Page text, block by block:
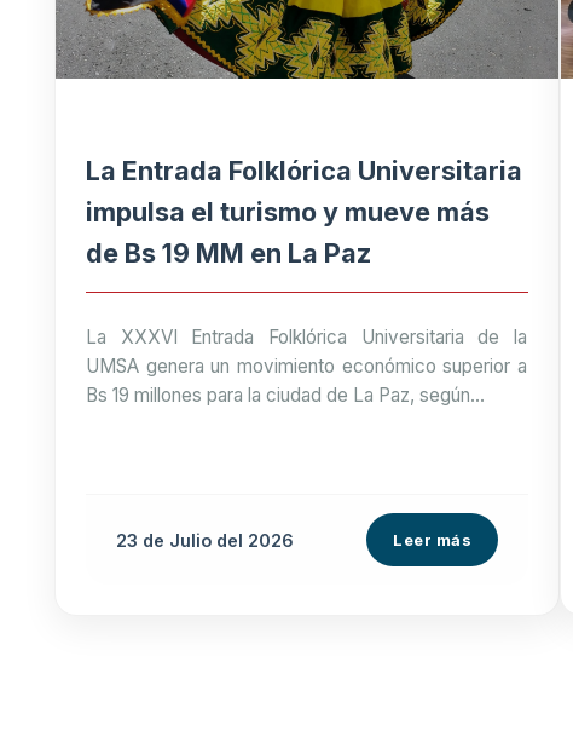
La Entrada Folklórica Universitaria
impulsa el turismo y mueve más
de Bs 19 MM en La Paz
La XXXVI Entrada Folklórica Universitaria de la
UMSA genera un movimiento económico superior a
Bs 19 millones para la ciudad de La Paz, según...
23 de Julio del 2026 Leer más